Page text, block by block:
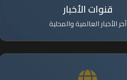
قنوات الأخبار
آخر الأخبار العالمية والمحلية